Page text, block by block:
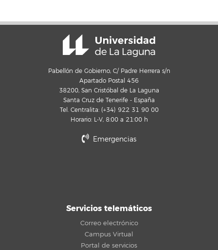
Pabellón de Gobierno, C/ Padre Herrera s/n
Apartado Postal 456
38200, San Cristóbal de La Laguna
Santa Cruz de Tenerife - España
Tel. Centralita: (+34) 922 31 90 00
Horario: L-V, 8:00 a 21:00 h
Emergencias
Servicios telemáticos
Correo electrónico
Campus Virtual
Portal de servicios